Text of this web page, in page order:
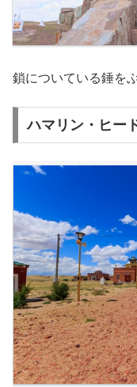
鎖についている錘を
ハマリン・ヒー